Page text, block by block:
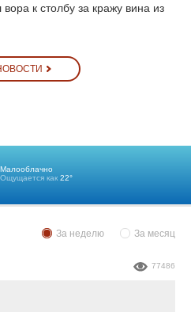
к столбу за кражу вина из
Малооблачно
Ощущается как 22°
За неделю За месяц
77486